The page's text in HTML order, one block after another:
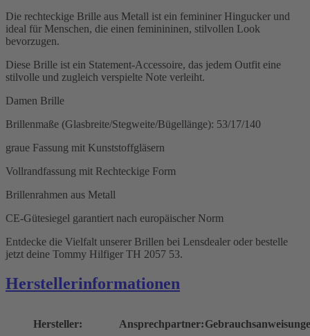
Die rechteckige Brille aus Metall ist ein femininer Hingucker und
ideal für Menschen, die einen feminininen, stilvollen Look
bevorzugen.
Diese Brille ist ein Statement-Accessoire, das jedem Outfit eine
stilvolle und zugleich verspielte Note verleiht.
Damen Brille
Brillenmaße (Glasbreite/Stegweite/Bügellänge): 53/17/140
graue Fassung mit Kunststoffgläsern
Vollrandfassung mit Rechteckige Form
Brillenrahmen aus Metall
CE-Gütesiegel garantiert nach europäischer Norm
Entdecke die Vielfalt unserer Brillen bei Lensdealer oder bestelle
jetzt deine Tommy Hilfiger TH 2057 53.
Herstellerinformationen
Hersteller: Ansprechpartner: